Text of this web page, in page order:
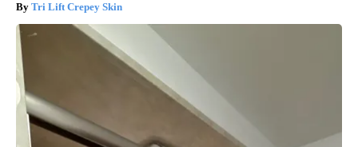
Tri Lift Crepey Skin